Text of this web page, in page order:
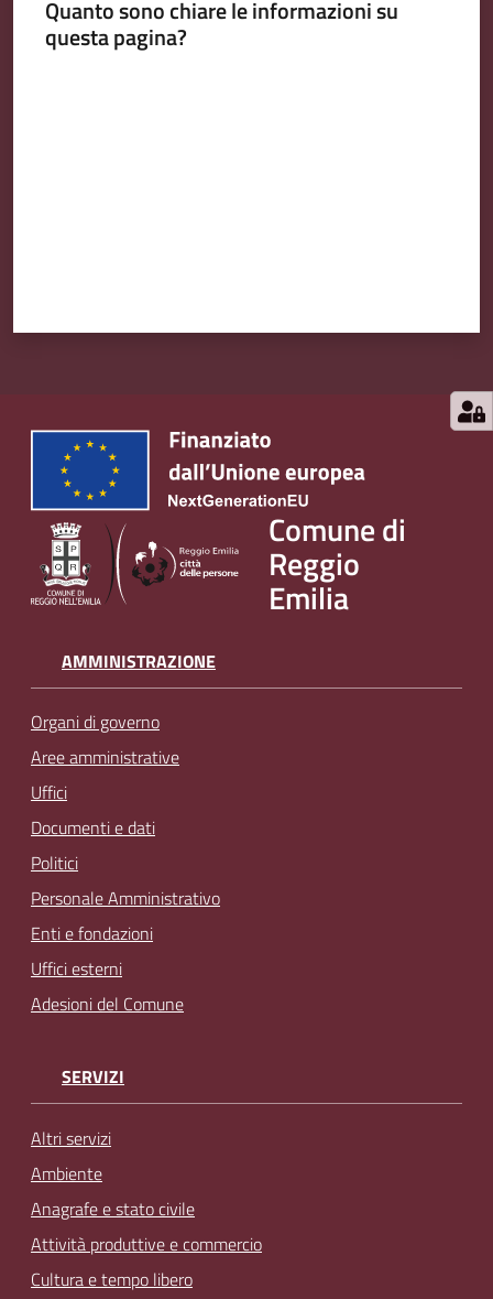
Quanto sono chiare le informazioni su
questa pagina?
Comune di
Reggio
Emilia
AMMINISTRAZIONE
Organi di governo
Aree amministrative
Uffici
Documenti e dati
Politici
Personale Amministrativo
Enti e fondazioni
Uffici esterni
Adesioni del Comune
SERVIZI
Altri servizi
Ambiente
Anagrafe e stato civile
Attività produttive e commercio
Cultura e tempo libero